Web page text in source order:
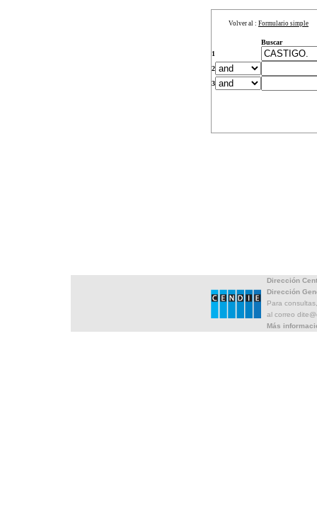
Volver al : Formulario simple
Buscar
1
2
3
Dirección
Dirección
Para
al correo
Más